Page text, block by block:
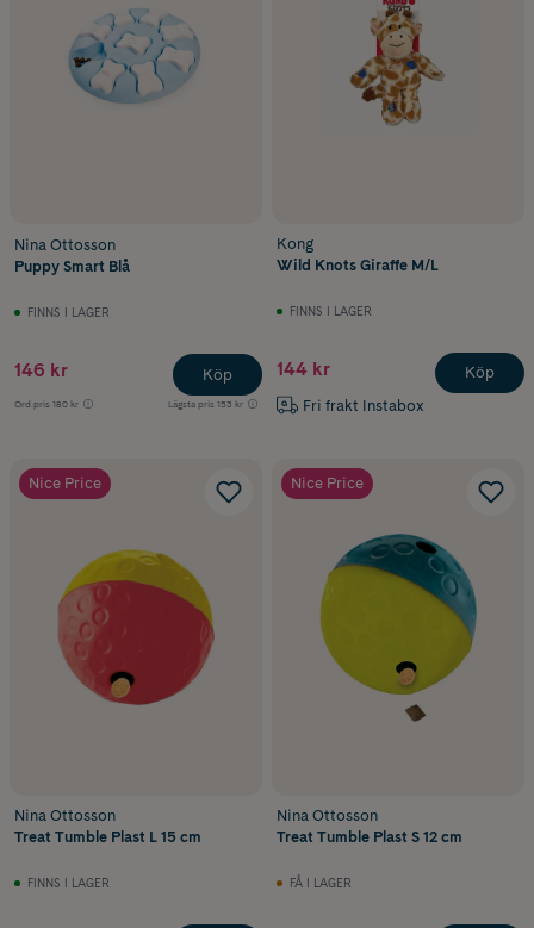
Nina Ottosson
Puppy Smart Blå
FINNS I LAGER
146 kr
Ord.pris 180 kr Lägsta pris 153 kr
Köp
Kong
Wild Knots Giraffe M/L
FINNS I LAGER
144 kr
Fri frakt Instabox
Köp
Nice Price
Nina Ottosson
Treat Tumble Plast L 15 cm
FINNS I LAGER
Nice Price
Nina Ottosson
Treat Tumble Plast S 12 cm
FÅ I LAGER